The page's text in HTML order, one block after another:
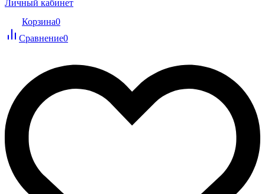
Личный кабинет
Корзина0
Сравнение0